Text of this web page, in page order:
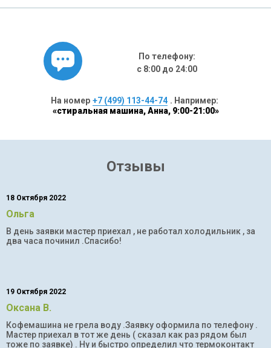
По телефону:
с 8:00 до 24:00
На номер +7 (499) 113-44-74 . Например:
«стиральная машина, Анна, 9:00-21:00»
Отзывы
18 Октября 2022
Ольга
В день заявки мастер приехал , не работал холодильник , за
два часа починил .Спасибо!
19 Октября 2022
Оксана В.
Кофемашина не грела воду .Заявку оформила по телефону .
Мастер приехал в тот же день ( сказал как раз рядом был
тоже по заявке) . Ну и быстро определил что термоконтакт